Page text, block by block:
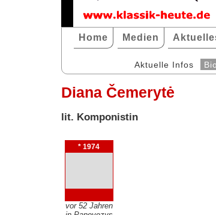
Home Medien
Aktuelle Infos
Diana Čemerytė
lit. Komponistin
* 1974
vor 52 Jahren